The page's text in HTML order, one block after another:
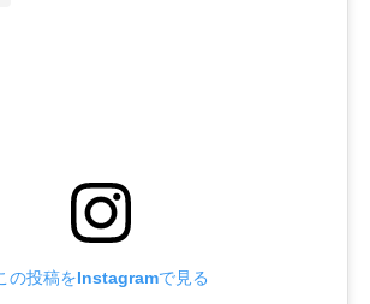
の投稿をInstagramで見る